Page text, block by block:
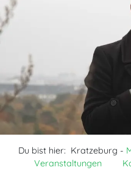
Du bist hier: Kratzeburg -
Veranstaltungen